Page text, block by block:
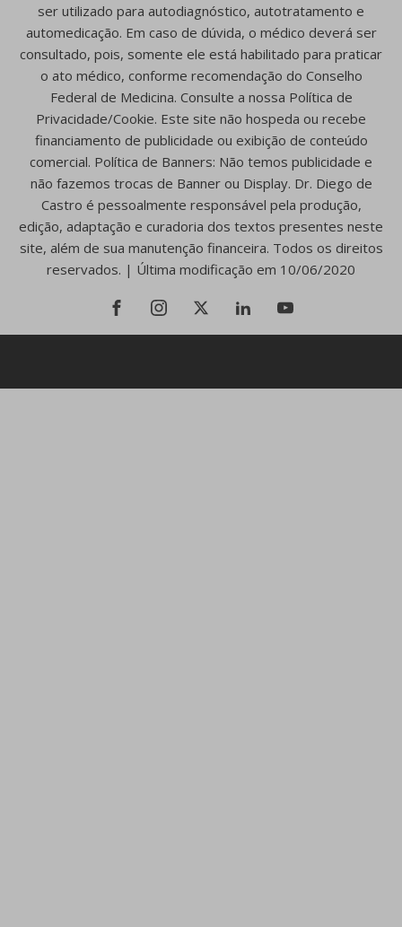
ser utilizado para autodiagnóstico, autotratamento e
automedicação. Em caso de dúvida, o médico deverá ser
consultado, pois, somente ele está habilitado para praticar
o ato médico, conforme recomendação do Conselho
Federal de Medicina. Consulte a nossa Política de
Privacidade/Cookie. Este site não hospeda ou recebe
financiamento de publicidade ou exibição de conteúdo
comercial. Política de Banners: Não temos publicidade e
não fazemos trocas de Banner ou Display. Dr. Diego de
Castro é pessoalmente responsável pela produção,
edição, adaptação e curadoria dos textos presentes neste
site, além de sua manutenção financeira. Todos os direitos
reservados. | Última modificação em 10/06/2020